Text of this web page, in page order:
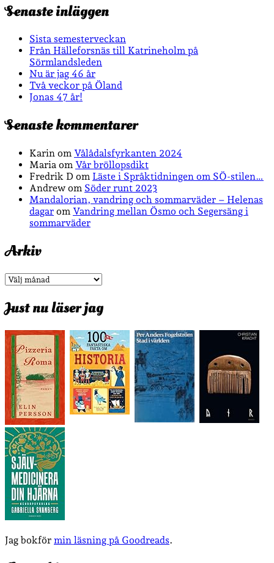
Senaste inläggen
Sista semesterveckan
Från Hälleforsnäs till Katrineholm på
Sörmlandsleden
Nu är jag 46 år
Två veckor på Öland
Jonas 47 år!
Senaste kommentarer
Karin om Vålådalsfyrkanten 2024
Maria om Vår bröllopsdikt
Fredrik D om Läste i Språktidningen om SÖ-stilen…
Andrew om Söder runt 2023
Mandalorian, vandring och sommarväder – Helenas
dagar om Vandring mellan Ösmo och Segersäng i
sommarväder
Arkiv
Arkiv
Just nu läser jag
Jag bokför min läsning på Goodreads.